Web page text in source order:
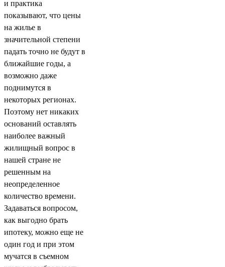
и практика
показывают, что цены
на жилье в
значительной степени
падать точно не будут в
ближайшие годы, а
возможно даже
поднимутся в
некоторых регионах.
Поэтому нет никаких
оснований оставлять
наиболее важный
жилищный вопрос в
нашей стране не
решенным на
неопределенное
количество времени.
Задаваться вопросом,
как выгодно брать
ипотеку, можно еще не
один год и при этом
мучатся в съемном